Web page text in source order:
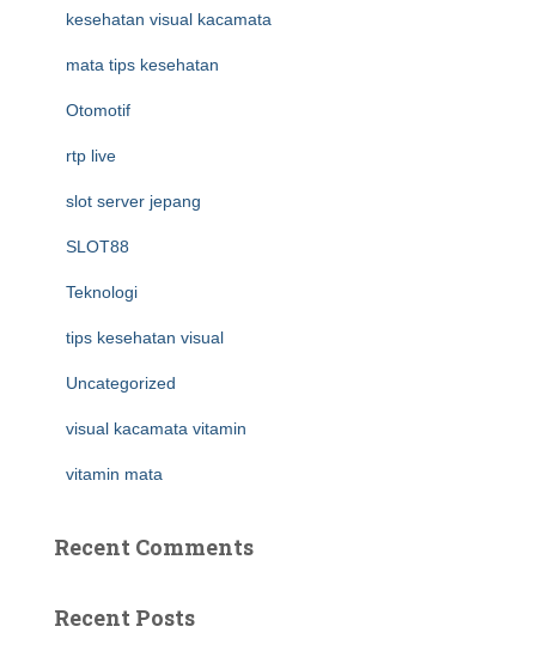
kesehatan visual kacamata
mata tips kesehatan
Otomotif
rtp live
slot server jepang
SLOT88
Teknologi
tips kesehatan visual
Uncategorized
visual kacamata vitamin
vitamin mata
Recent Comments
Recent Posts